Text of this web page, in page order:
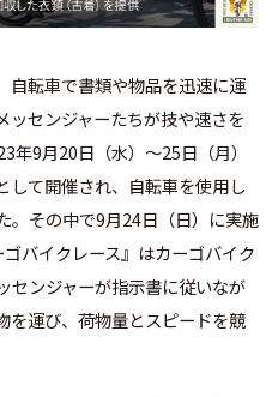
自転車で書類や物品を迅速に運
ッセンジャーたちが技や速さを
年9月20日（水）～25日（月）
して開催され、自転車を使用し
。その中で9月24日（日）に実施
バイクレース』はカーゴバイク
センジャーが指示書に従いなが
を運び、荷物量とスピードを競